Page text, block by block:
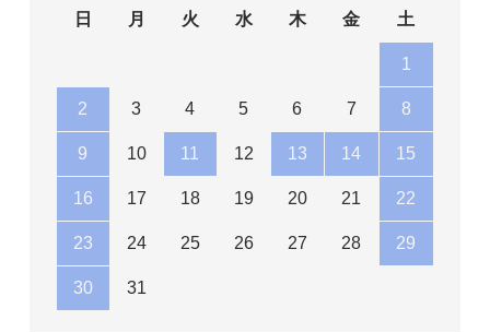
日 月 火 水 木 金 土
1
2 3 4 5 6 7 8
9 10 11 12 13 14 15
16 17 18 19 20 21 22
23 24 25 26 27 28 29
30 31